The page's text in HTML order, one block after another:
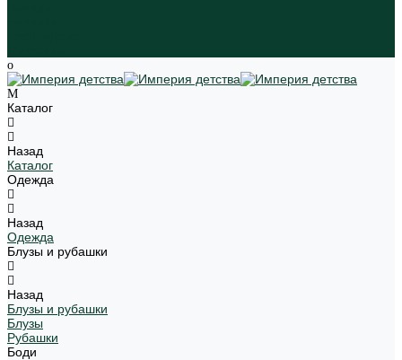
Каталог
Назад
Каталог
Одежда
Назад
Одежда
Блузы и рубашки
Назад
Блузы и рубашки
Блузы
Рубашки
Боди